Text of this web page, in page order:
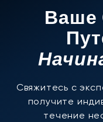
Ваше
Свяжитесь с
получите
течение